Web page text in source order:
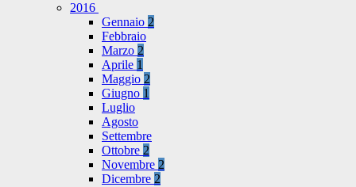
2016
Gennaio 2
Febbraio
Marzo 2
Aprile 1
Maggio 2
Giugno 1
Luglio
Agosto
Settembre
Ottobre 2
Novembre 2
Dicembre 2